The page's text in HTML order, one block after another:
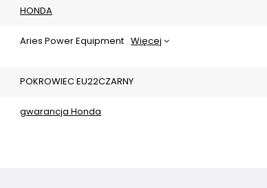
HONDA
Aries Power Equipment Więcej
POKROWIEC EU22CZARNY
gwarancja Honda